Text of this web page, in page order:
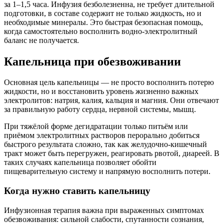
за 1–1,5 часа. Инфузия безболезненна, не требует длительной
подготовки, в составе содержит не только жидкость, но и
необходимые минералы. Это быстрая безопасная помощь,
когда самостоятельно восполнить водно-электролитный
баланс не получается.
Капельница при обезвоживании
Основная цель капельницы — не просто восполнить потерю
жидкости, но и восстановить уровень жизненно важных
электролитов: натрия, калия, кальция и магния. Они отвечают
за правильную работу сердца, нервной системы, мышц.
При тяжёлой форме дегидратации только питьём или
приёмом электролитных растворов перорально добиться
быстрого результата сложно, так как желудочно-кишечный
тракт может быть перегружен, реагировать рвотой, диареей. В
таких случаях капельница позволяет обойти
пищеварительную систему и напрямую восполнить потери.
Когда нужно ставить капельницу
Инфузионная терапия важна при выраженных симптомах
обезвоживания: сильной слабости, спутанности сознания,